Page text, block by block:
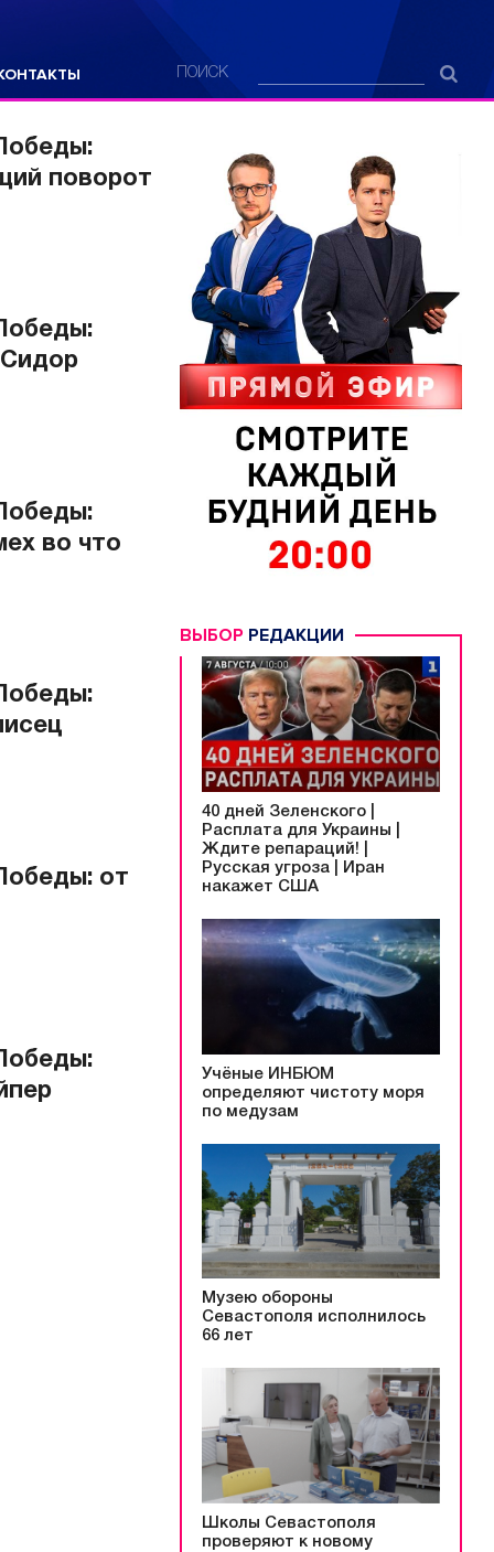
ПОИСК
поворот
Сидор
во что
от
ВЫБОР РЕДАКЦИИ
40 дней Зеленского |
Расплата для Украины |
Ждите репараций! |
Русская угроза | Иран
накажет США
Учёные ИНБЮМ
определяют чистоту моря
по медузам
Музею обороны
Севастополя исполнилось
66 лет
Школы Севастополя
проверяют к новому